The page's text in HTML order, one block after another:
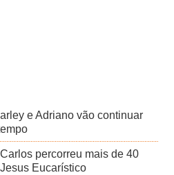
e Adriano vão continuar
percorreu mais de 40
Eucarístico